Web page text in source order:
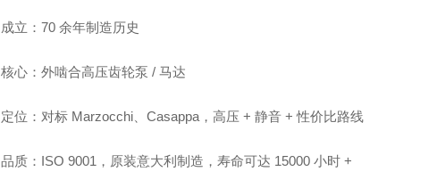
成立：70 余年制造历史
核心：外啮合高压齿轮泵 / 马达
定位：对标 Marzocchi、Casappa，高压 + 静音 + 性价比路线
品质：ISO 9001，原装意大利制造，寿命可达 15000 小时 +